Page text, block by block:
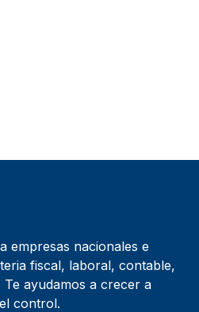
empresas nacionales e
fiscal, laboral, contable,
ayudamos a crecer a
control.